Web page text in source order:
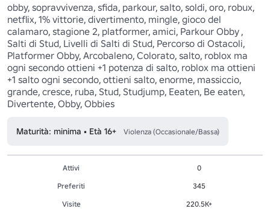
obby, sopravvivenza, sfida, parkour, salto, soldi, oro, robux,
netflix, 1% vittorie, divertimento, mingle, gioco del
calamaro, stagione 2, platformer, amici, Parkour Obby ,
Salti di Stud, Livelli di Salti di Stud, Percorso di Ostacoli,
Platformer Obby, Arcobaleno, Colorato, salto, roblox ma
ogni secondo ottieni +1 potenza di salto, roblox ma ottieni
+1 salto ogni secondo, ottieni salto, enorme, massiccio,
grande, cresce, ruba, Stud, Studjump, Eeaten, Be eaten,
Divertente, Obby, Obbies
Maturità: minima • Età 16+ Violenza (Occasionale/Bassa)
Attivi
0
Preferiti
345
Visite
220.5K+